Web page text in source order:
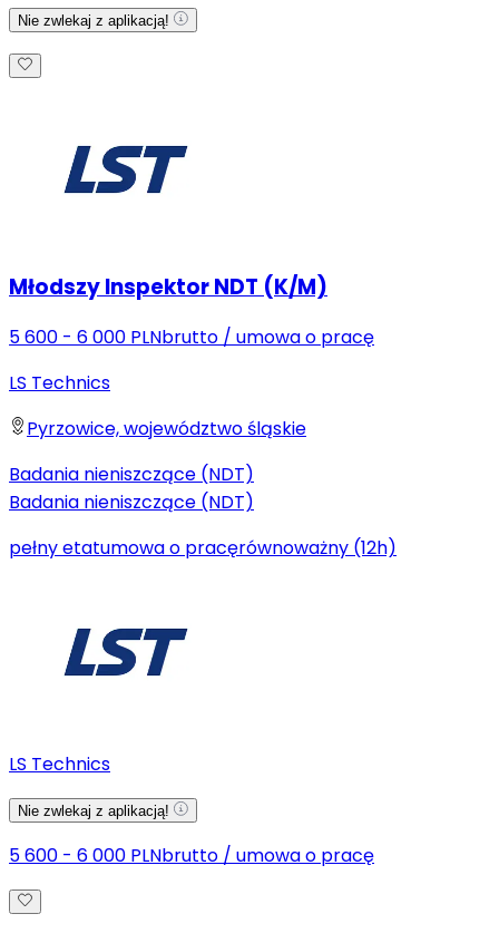
Nie zwlekaj z aplikacją!
Młodszy Inspektor NDT (K/M)
5 600 - 6 000 PLNbrutto / umowa o pracę
LS Technics
Pyrzowice, województwo śląskie
Badania nieniszczące (NDT)
Badania nieniszczące (NDT)
pełny etatumowa o pracęrównoważny (12h)
LS Technics
Nie zwlekaj z aplikacją!
5 600 - 6 000 PLNbrutto / umowa o pracę